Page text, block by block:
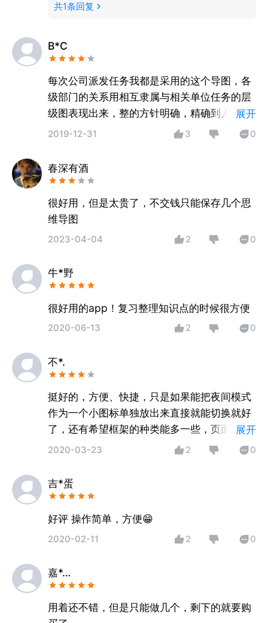
共1条回复
B*C
每次公司派发任务我都是采用的这个导图，各
级部门的关系用相互隶属与相关单位任务的层
级图表现出来，整的方针明确，精确到人，把
各个任务明确下来。这个图非常的直观有效，
利于公司的发展和运行。
展开
2019-12-31 3 0
春深有酒
很好用，但是太贵了，不交钱只能保存几个思
维导图
2023-04-04 2 0
牛*野
很好用的app！复习整理知识点的时候很方便
2020-06-13 2 0
不*.
挺好的，方便、快捷，只是如果能把夜间模式
作为一个小图标单独放出来直接就能切换就好
了，还有希望框架的种类能多一些，页面背景
（最好是护眼的且双色搭配的）和框架颜色能
展开
2020-03-23 2 0
吉*蛋
好评 操作简单，方便😁
2020-02-11 2 0
嘉*…
用着还不错，但是只能做几个，剩下的就要购